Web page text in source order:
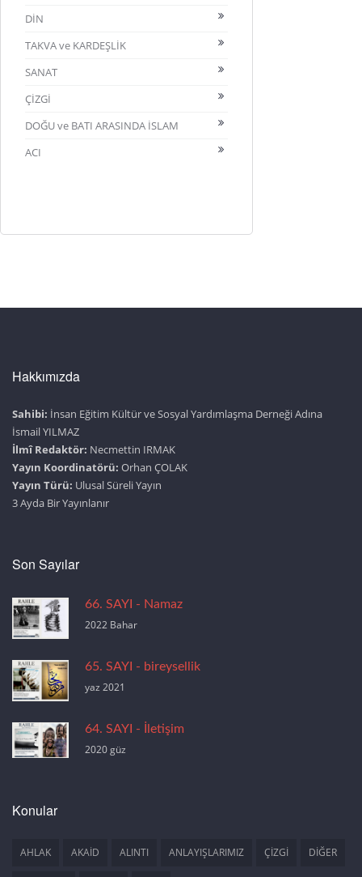
DİN
TAKVA ve KARDEŞLİK
SANAT
ÇİZGİ
DOĞU ve BATI ARASINDA İSLAM
ACI
Hakkımızda
Sahibi: İnsan Eğitim Kültür ve Sosyal Yardımlaşma Derneği Adına
İsmail YILMAZ
İlmî Redaktör: Necmettin IRMAK
Yayın Koordinatörü: Orhan ÇOLAK
Yayın Türü: Ulusal Süreli Yayın
3 Ayda Bir Yayınlanır
Son Sayılar
66. SAYI - Namaz
2022 Bahar
65. SAYI - bireysellik
yaz 2021
64. SAYI - İletişim
2020 güz
Konular
AHLAK AKAİD ALINTI ANLAYIŞLARIMIZ ÇİZGİ DİĞER